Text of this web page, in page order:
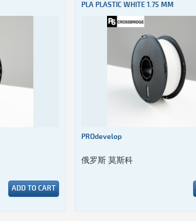
ADD TO CART
PLA PLASTIC WHITE 1.75 MM
PROdevelop
俄罗斯 莫斯科